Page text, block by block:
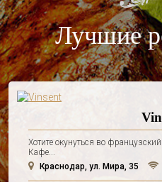
Лучшие
Хотите окунуться во
Кафе...
Краснодар, ул. Мира, 35